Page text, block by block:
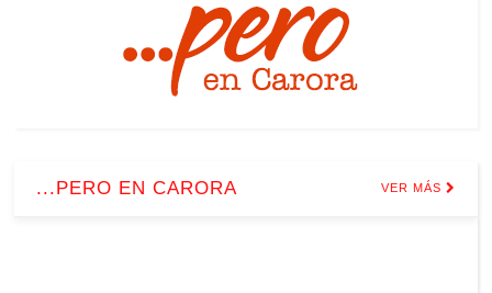
...PERO EN CARORA VER MÁS